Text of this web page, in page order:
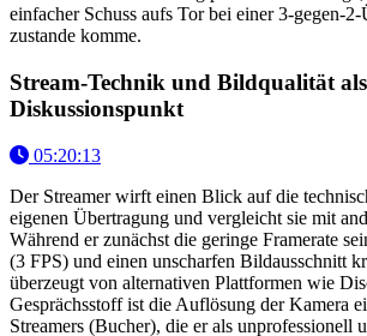
einfacher Schuss aufs Tor bei einer 3-gegen-
zustande komme.
Stream-Technik und Bildqualität als
Diskussionspunkt
05:20:13
Der Streamer wirft einen Blick auf die
eigenen Übertragung und vergleicht sie mit
Während er zunächst die geringe Framerate
(3 FPS) und einen unscharfen Bildausschnitt
überzeugt von alternativen Plattformen wie
Gesprächsstoff ist die Auflösung der Kamera
Streamers (Bucher), die er als unprofessionell